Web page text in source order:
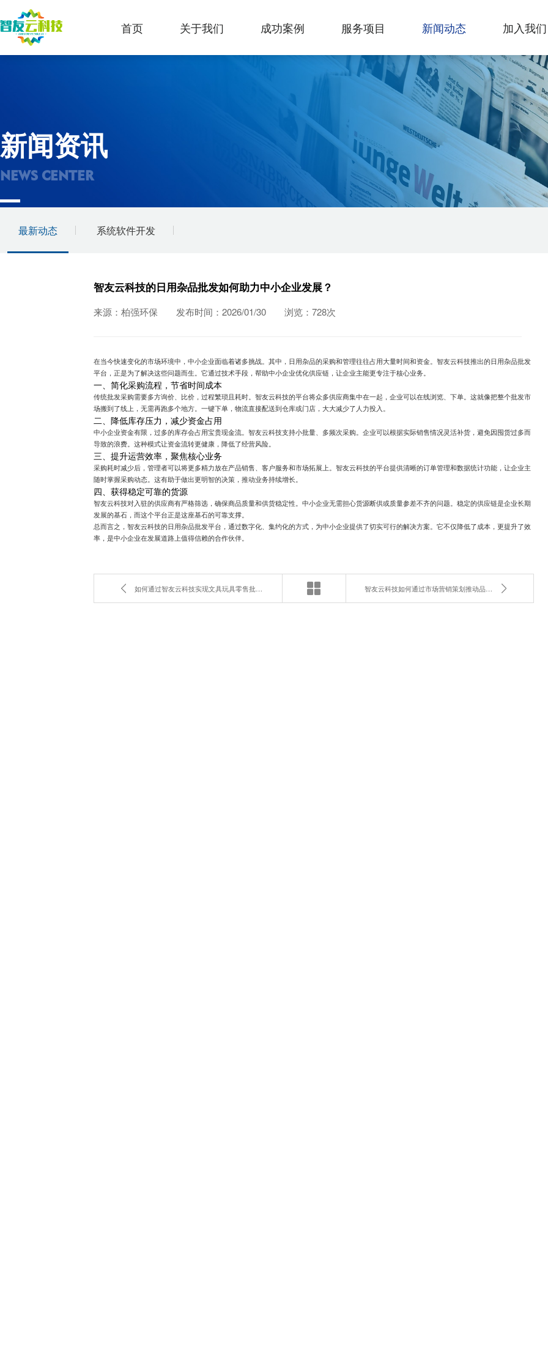
首页 关于我们 成功案例 服务项目 新闻动态 加入我们
新闻资讯
NEWS CENTER
最新动态 系统软件开发
智友云科技的日用杂品批发如何助力中小企业发展？
来源：柏强环保 发布时间：2026/01/30 浏览：728次
在当今快速变化的市场环境中，中小企业面临着诸多挑战。其中，日用杂品的采购和管理往往占用大量时间和资金。智友云科技推出的日用杂品批发
平台，正是为了解决这些问题而生。它通过技术手段，帮助中小企业优化供应链，让企业主能更专注于核心业务。
一、简化采购流程，节省时间成本
传统批发采购需要多方询价、比价，过程繁琐且耗时。智友云科技的平台将众多供应商集中在一起，企业可以在线浏览、下单。这就像把整个批发市
场搬到了线上，无需再跑多个地方。一键下单，物流直接配送到仓库或门店，大大减少了人力投入。
二、降低库存压力，减少资金占用
中小企业资金有限，过多的库存会占用宝贵现金流。智友云科技支持小批量、多频次采购。企业可以根据实际销售情况灵活补货，避免因囤货过多而
导致的浪费。这种模式让资金流转更健康，降低了经营风险。
三、提升运营效率，聚焦核心业务
采购耗时减少后，管理者可以将更多精力放在产品销售、客户服务和市场拓展上。智友云科技的平台提供清晰的订单管理和数据统计功能，让企业主
随时掌握采购动态。这有助于做出更明智的决策，推动业务持续增长。
四、获得稳定可靠的货源
智友云科技对入驻的供应商有严格筛选，确保商品质量和供货稳定性。中小企业无需担心货源断供或质量参差不齐的问题。稳定的供应链是企业长期
发展的基石，而这个平台正是这座基石的可靠支撑。
总而言之，智友云科技的日用杂品批发平台，通过数字化、集约化的方式，为中小企业提供了切实可行的解决方案。它不仅降低了成本，更提升了效
率，是中小企业在发展道路上值得信赖的合作伙伴。
如何通过智友云科技实现文具玩具零售批发的数字化转型？ 智友云科技如何通过市场营销策划推动品牌增长？